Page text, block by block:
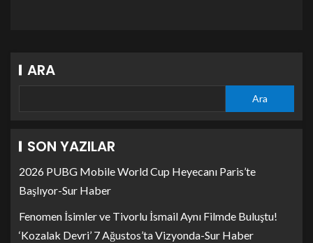
ARA
Ara
SON YAZILAR
2026 PUBG Mobile World Cup Heyecanı Paris’te
Başlıyor-Sur Haber
Fenomen İsimler ve Tivorlu İsmail Aynı Filmde Buluştu!
‘Kozalak Devri’ 7 Ağustos’ta Vizyonda-Sur Haber